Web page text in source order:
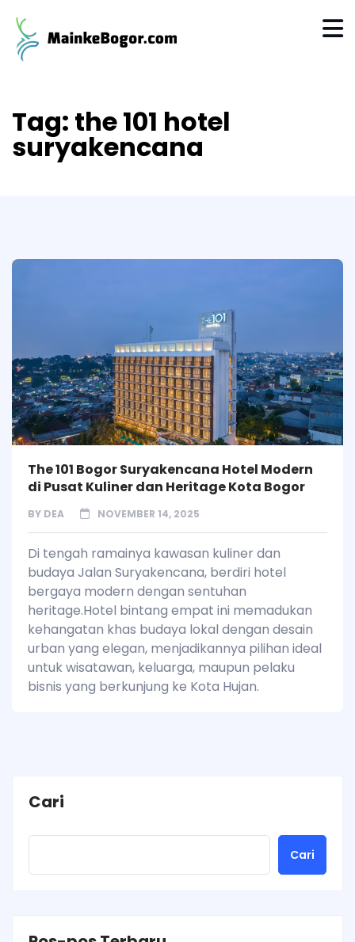
Tag: the 101 hotel
suryakencana
The 101 Bogor Suryakencana Hotel Modern
di Pusat Kuliner dan Heritage Kota Bogor
BY DEA NOVEMBER 14, 2025
Di tengah ramainya kawasan kuliner dan
budaya Jalan Suryakencana, berdiri hotel
bergaya modern dengan sentuhan
heritage.Hotel bintang empat ini memadukan
kehangatan khas budaya lokal dengan desain
urban yang elegan, menjadikannya pilihan ideal
untuk wisatawan, keluarga, maupun pelaku
bisnis yang berkunjung ke Kota Hujan.
Cari
Cari